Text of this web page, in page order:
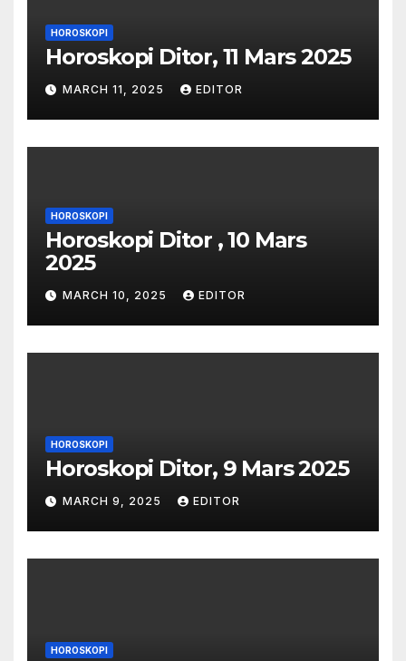
HOROSKOPI
Horoskopi Ditor, 11 Mars 2025
MARCH 11, 2025 EDITOR
HOROSKOPI
Horoskopi Ditor , 10 Mars
2025
MARCH 10, 2025 EDITOR
HOROSKOPI
Horoskopi Ditor, 9 Mars 2025
MARCH 9, 2025 EDITOR
HOROSKOPI